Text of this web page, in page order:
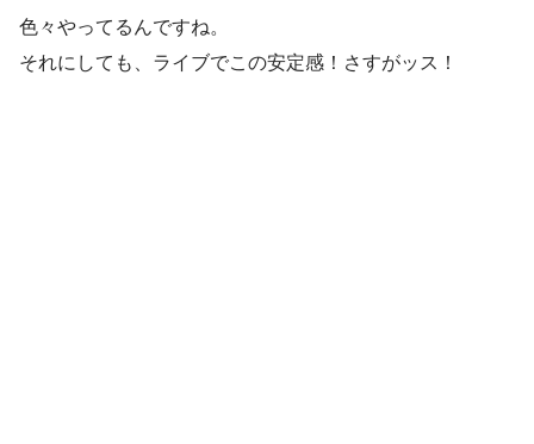
色々やってるんですね。
それにしても、ライブでこの安定感！さすがッス！